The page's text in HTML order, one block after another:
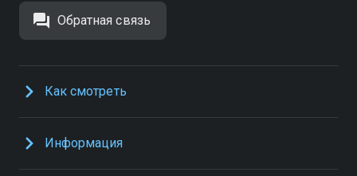
Обратная связь
Как смотреть
Информация